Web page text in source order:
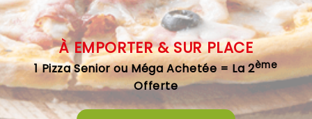
LA CARTE
VOTRE COMPTE
NOTRE RESTAURANT
VOS AVIS
À EMPORTER & SUR PLACE
1 Pizza Senior ou Méga Achetée = La 2ème
Offerte